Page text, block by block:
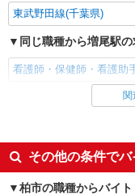
東武野田線(千葉県)
同じ職種から増尾駅
看護師・保健師・看護助
同じ雇用形態から増
同じ特徴から増尾駅
入社日応相談
関
その他の条件で
柏市の職種からバイ